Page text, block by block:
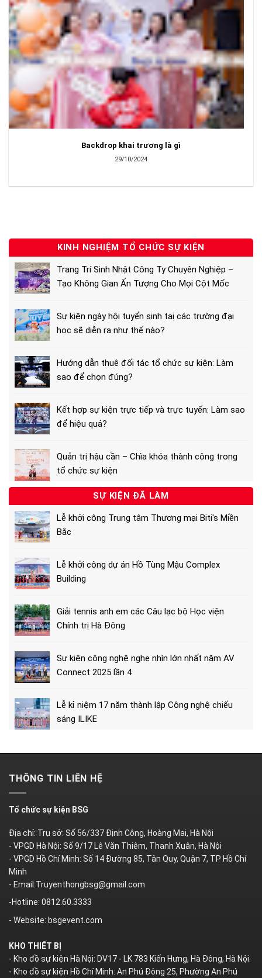
Backdrop khai trương là gì
29/10/2024
KINH NGHIỆM TỔ CHỨC SỰ KIỆN
Trang Trí Sinh Nhật Công Ty Chuyên Nghiệp –
Tạo Không Gian Ấn Tượng Cho Mọi Cột Mốc
Sự kiện ngày hội tuyển sinh taị các trường đại
học sẽ diễn ra như thế nào?
Hướng dẫn thuê đối tác tổ chức sự kiện: Làm
sao để chọn đúng?
Kết hợp sự kiện trực tiếp và trực tuyến: Làm sao
để hiệu quả?
Quản trị hậu cần – Chìa khóa thành công trong
tổ chức sự kiện
SỰ KIỆN ĐÃ LÀM
Lễ khởi công Trung tâm Thương mại Biti's Miền
Bắc
Lễ khởi công dự án Hồ Tùng Mậu Complex
Building
Giải tennis anh em các Câu lạc bộ Học viện
Chính trị Hà Đông
Sự kiện công nghệ nghe nhìn lớn nhất năm AV
Connect 2025 lần 4
Lễ kỉ niệm 17 năm thành lập Công nghệ chiếu
sáng ILIKE
THÔNG TIN LIÊN HỆ
Tổ chức sự kiện BSG
Địa chỉ: Trụ sở: Số 56/337 Định Công, Hoàng Mai, Hà Nội
- VPGD Hà Nội: Số 9/17 Lê Văn Thiêm, Thanh Xuân, Hà Nội
- VPGD Hồ Chí Minh: Số 14 Đường 85, Tân Quy, Quận 7, TP Hồ Chí
Minh
- Email:Truyenthongbsg@gmail.com
-Hotline: 0812.60.3333
- Website: bsgevent.com
KHO THIẾT BỊ
- Kho đồ sự kiện Hà Nội: DV17 - LK 783 Kiến Hưng, Hà Đông, Hà Nội.
- Kho đồ sự kiện Hồ Chí Minh: An Phú Đông 25, Phường An Phú